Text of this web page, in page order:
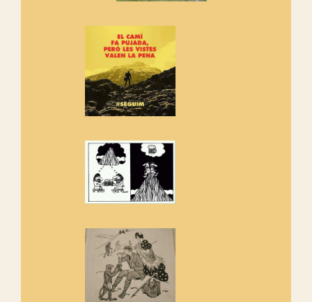
adhereix-te al manifest!
Rebem un diploma dels
Amics de Sant Aniol d'Aguja
Els Centpeus estem implicats
de l'entorn de Sant Aniol